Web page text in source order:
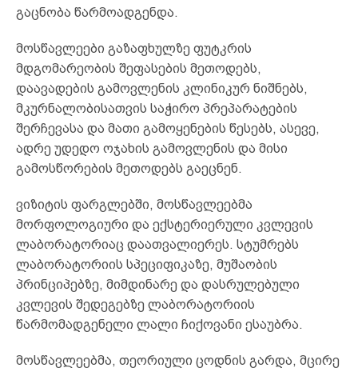
გაცნობა წარმოადგენდა.
მოსწავლეები გაზაფხულზე ფუტკრის
მდგომარეობის შეფასების მეთოდებს,
დაავადების გამოვლენის კლინიკურ ნიშნებს,
მკურნალობისათვის საჭირო პრეპარატების
შერჩევასა და მათი გამოყენების წესებს, ასევე,
ადრე უდედო ოჯახის გამოვლენის და მისი
გამოსწორების მეთოდებს გაეცნენ.
ვიზიტის ფარგლებში, მოსწავლეებმა
მორფოლოგიური და ექსტერიერული კვლევის
ლაბორატორიაც დაათვალიერეს. სტუმრებს
ლაბორატორიის სპეციფიკაზე, მუშაობის
პრინციპებზე, მიმდინარე და დასრულებული
კვლევის შედეგებზე ლაბორატორიის
წარმომადგენელი ლალი ჩიქოვანი ესაუბრა.
მოსწავლეებმა, თეორიული ცოდნის გარდა, მცირე